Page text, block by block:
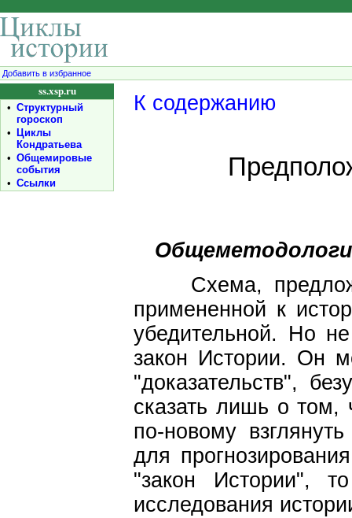
Добавить в избранное
ss.xsp.ru
• Структурный
гороскоп
•
Циклы
Кондратьева
• Общемировые
события
• Ссылки
К содержанию
Схема,
примененной к
убедительной. Но
закон Истории. Он
"доказательств",
сказать лишь о том,
по-новому
для
"закон Истории",
исследования